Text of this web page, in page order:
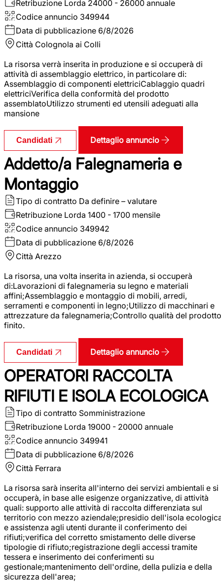
Retribuzione Lorda 24000 - 26000 annuale
Codice annuncio 349944
Data di pubblicazione 6/8/2026
Città Colognola ai Colli
La risorsa verrà inserita in produzione e si occuperà di
attività di assemblaggio elettrico, in particolare di:
Assemblaggio di componenti elettriciCablaggio quadri
elettriciVerifica della conformità del prodotto
assemblatoUtilizzo strumenti ed utensili adeguati alla
mansione
Candidati Dettaglio annuncio
Addetto/a Falegnameria e
Montaggio
Tipo di contratto Da definire – valutare
Retribuzione Lorda 1400 - 1700 mensile
Codice annuncio 349942
Data di pubblicazione 6/8/2026
Città Arezzo
La risorsa, una volta inserita in azienda, si occuperà
di:Lavorazioni di falegnameria su legno e materiali
affini;Assemblaggio e montaggio di mobili, arredi,
serramenti e componenti in legno;Utilizzo di macchinari e
attrezzature da falegnameria;Controllo qualità del prodotto
finito.
Candidati Dettaglio annuncio
OPERATORI RACCOLTA
RIFIUTI E ISOLA ECOLOGICA
Tipo di contratto Somministrazione
Retribuzione Lorda 19000 - 20000 annuale
Codice annuncio 349941
Data di pubblicazione 6/8/2026
Città Ferrara
La risorsa sarà inserita all'interno dei servizi ambientali e si
occuperà, in base alle esigenze organizzative, di attività
quali: supporto alle attività di raccolta differenziata sul
territorio con mezzo aziendale;presidio dell'isola
e assistenza agli utenti durante il conferimento dei
rifiuti;verifica del corretto smistamento delle diverse
tipologie di rifiuto;registrazione degli accessi tramite
tessera e inserimento dei conferimenti su
gestionale;mantenimento dell'ordine, della pulizia e della
sicurezza dell'area;